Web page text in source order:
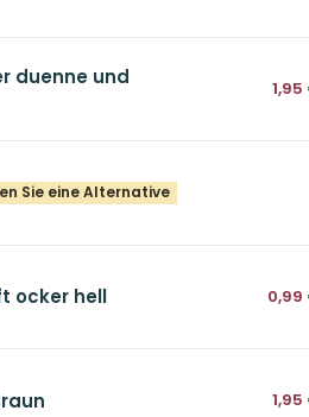
duenne und
1,95
Sie eine Alternative
ocker hell 0,99
1,95